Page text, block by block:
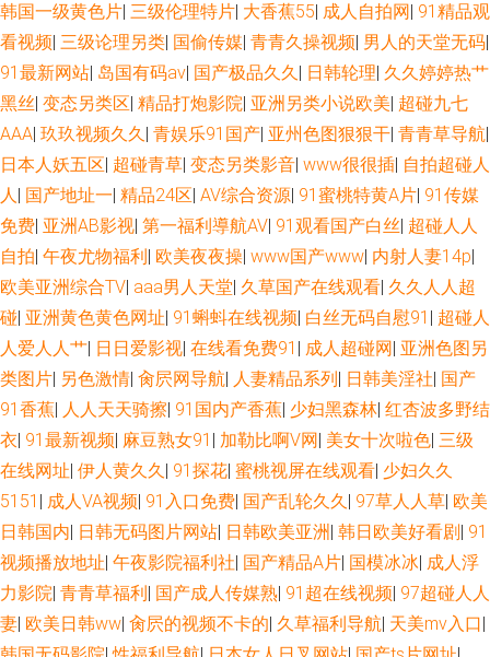
韩国一级黄色片| 三级伦理特片| 大香蕉55| 成人自拍网| 91精品观
看视频| 三级论理另类| 国偷传媒| 青青久操视频| 男人的天堂无码|
91最新网站| 岛国有码av| 国产极品久久| 日韩轮理| 久久婷婷热艹
黑丝| 变态另类区| 精品打炮影院| 亚洲另类小说欧美| 超碰九七
AAA| 玖玖视频久久| 青娱乐91国产| 亚州色图狠狠干| 青青草导航|
日本人妖五区| 超碰青草| 变态另类影音| www很很插| 自拍超碰人
人| 国产地址一| 精品24区| AV综合资源| 91蜜桃特黄A片| 91传媒
免费| 亚洲AB影视| 第一福利導航AV| 91观看国产白丝| 超碰人人
自拍| 午夜尤物福利| 欧美夜夜操| www国产www| 内射人妻14p|
欧美亚洲综合TV| aaa男人天堂| 久草国产在线观看| 久久人人超
碰| 亚洲黄色黄色网址| 91蝌蚪在线视频| 白丝无码自慰91 | 超碰人
人爱人人艹| 日日爱影视| 在线看免费91 | 成人超碰网| 亚洲色图另
类图片| 另色激情| 肏屄网导航| 人妻精品系列| 日韩美淫社| 国产
91香蕉| 人人天天骑擦| 91国内产香蕉| 少妇黑森林| 红杏波多野结
衣| 91最新视频| 麻豆熟女91 | 加勒比啊V网| 美女十次啦色| 三级
在线网址| 伊人黄久久| 91探花| 蜜桃视屏在线观看| 少妇久久
5151 | 成人VA视频| 91入口免费| 国产乱轮久久| 97草人人草| 欧美
日韩国内| 日韩无码图片网站| 日韩欧美亚洲 | 韩日欧美好看剧| 91
视频播放地址| 午夜影院福利社| 国产精品A片| 国模冰冰| 成人浮
力影院| 青青草福利| 国产成人传媒熟| 91超在线视频| 97超碰人人
妻| 欧美日韩ww| 肏屄的视频不卡的| 久草福利导航| 天美mv入口|